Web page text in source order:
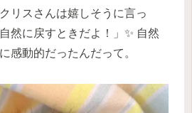
リスさんは嬉しそうに言っ
然に戻すときだよ！」✨ 自然
感動的だったんだって。